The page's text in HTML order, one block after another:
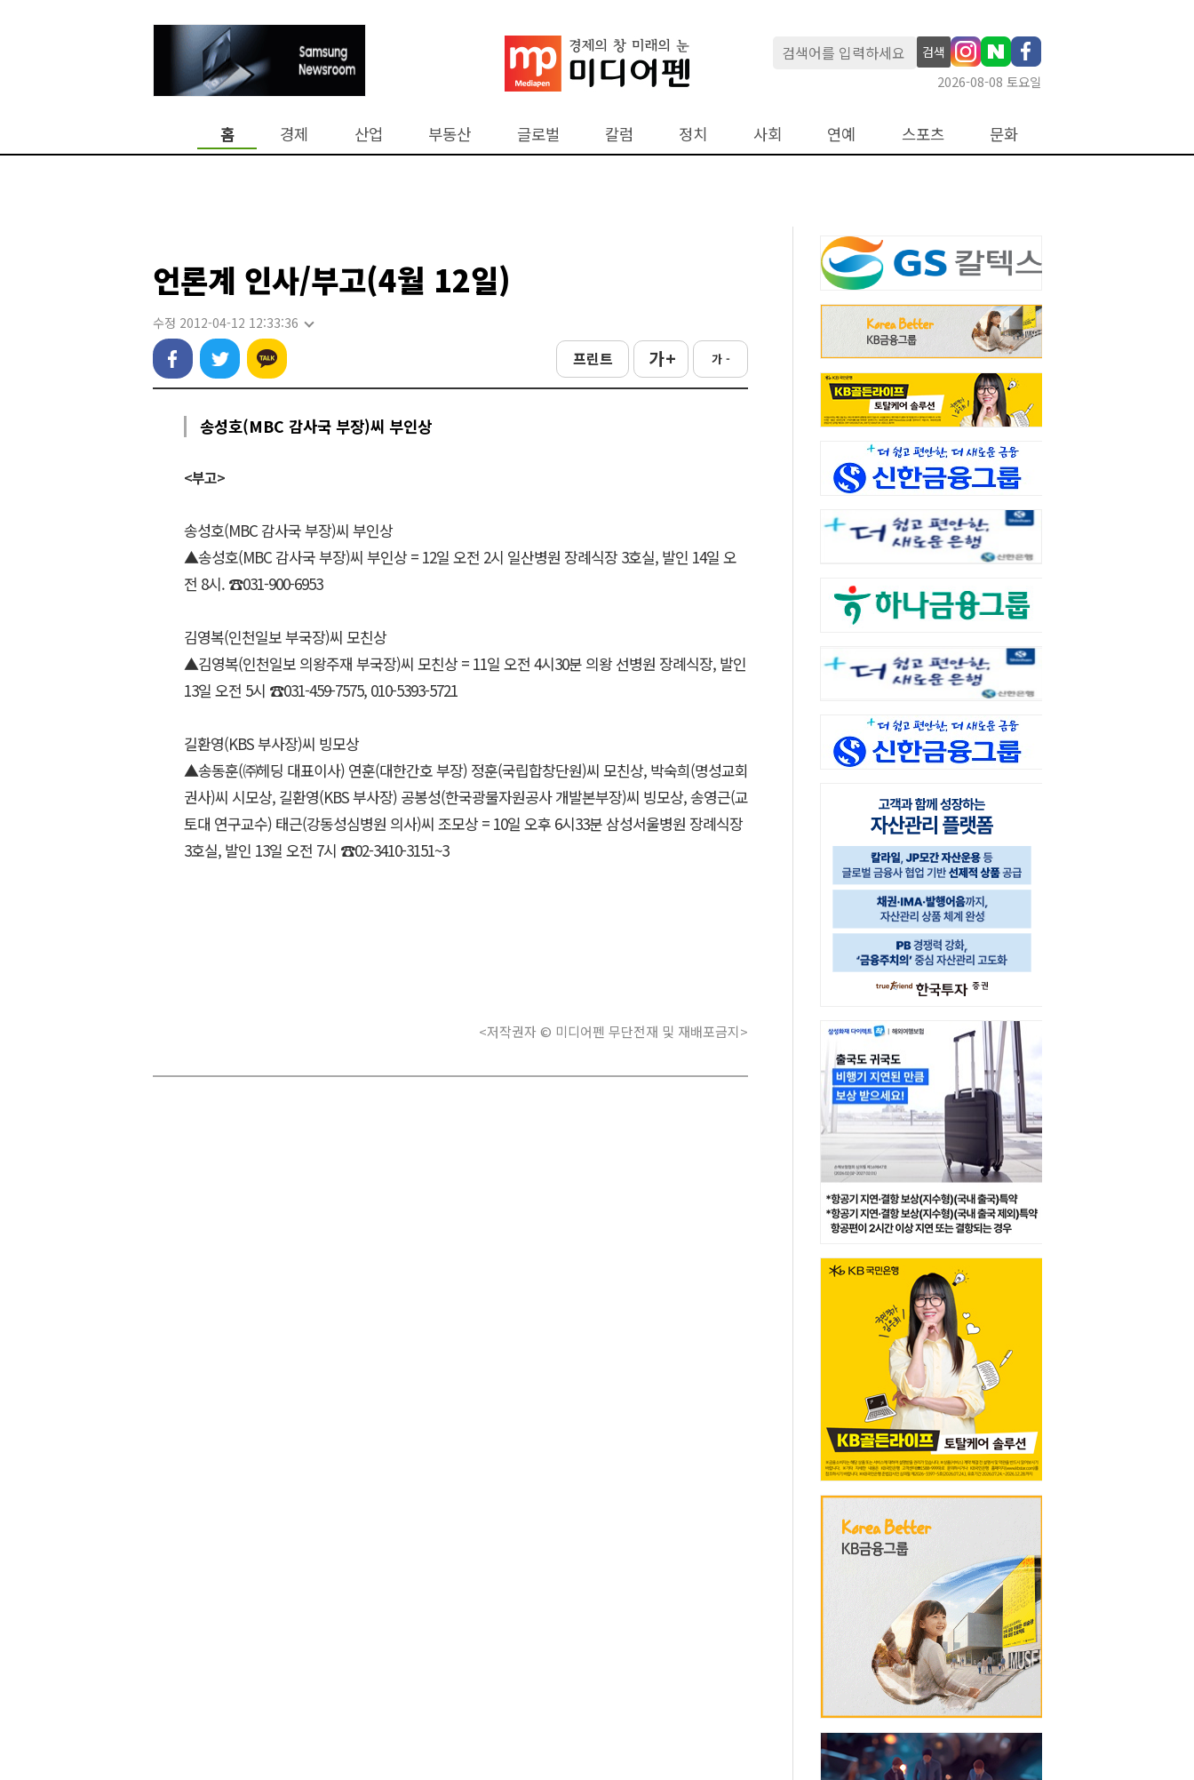
검색
2026-08-08 토요일
홈 경제 산업 부동산 글로벌 칼럼 정치 사회 연예 스포츠 문화
언론계 인사/부고(4월 12일)
수정 2012-04-12 12:33:36
프린트 가 + 가 -
송성호(MBC 감사국 부장)씨 부인상
<부고>
송성호(MBC 감사국 부장)씨 부인상
▲송성호(MBC 감사국 부장)씨 부인상 = 12일 오전 2시 일산병원 장례식장 3호실, 발인 14일 오
전 8시. ☎031-900-6953
김영복(인천일보 부국장)씨 모친상
▲김영복(인천일보 의왕주재 부국장)씨 모친상 = 11일 오전 4시30분 의왕 선병원 장례식장, 발인
13일 오전 5시 ☎031-459-7575, 010-5393-5721
길환영(KBS 부사장)씨 빙모상
▲송동훈(㈜헤딩 대표이사) 연훈(대한간호 부장) 정훈(국립합창단원)씨 모친상, 박숙희(명성교회
권사)씨 시모상, 길환영(KBS 부사장) 공봉성(한국광물자원공사 개발본부장)씨 빙모상, 송영근(교
토대 연구교수) 태근(강동성심병원 의사)씨 조모상 = 10일 오후 6시33분 삼성서울병원 장례식장
3호실, 발인 13일 오전 7시 ☎02-3410-3151~3
<저작권자 © 미디어펜 무단전재 및 재배포금지>